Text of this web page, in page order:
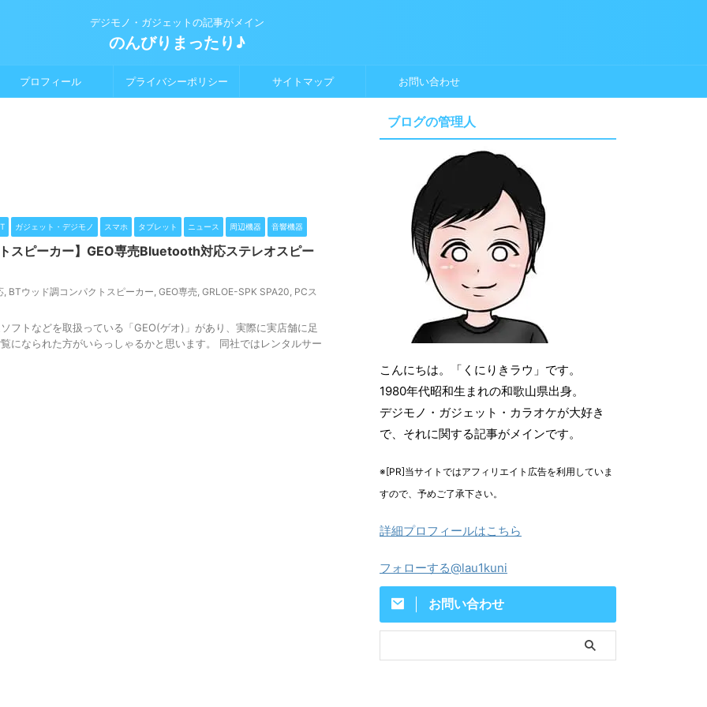
デジモノ・ガジェットの記事がメイン
のんびりまったり♪
プロフィール プライバシーポリシー サイトマップ お問い合わせ
ガジェット・デジモノ スマホ タブレット ニュース 周辺機器 音響機器
スピーカー】GEO専売Bluetooth対応ステレオスピー
, BTウッド調コンパクトスピーカー, GEO専売, GRLOE-SPK SPA20, PCス
フトなどを取扱っている「GEO(ゲオ)」があり、実際に実店舗に足
になられた方がいらっしゃるかと思います。 同社ではレンタルサー
ブログの管理人
こんにちは。「くにりきラウ」です。
1980年代昭和生まれの和歌山県出身。
デジモノ・ガジェット・カラオケが大好き
で、それに関する記事がメインです。
※[PR]当サイトではアフィリエイト広告を利用していま
すので、予めご了承下さい。
詳細プロフィールはこちら
フォローする@lau1kuni
お問い合わせ